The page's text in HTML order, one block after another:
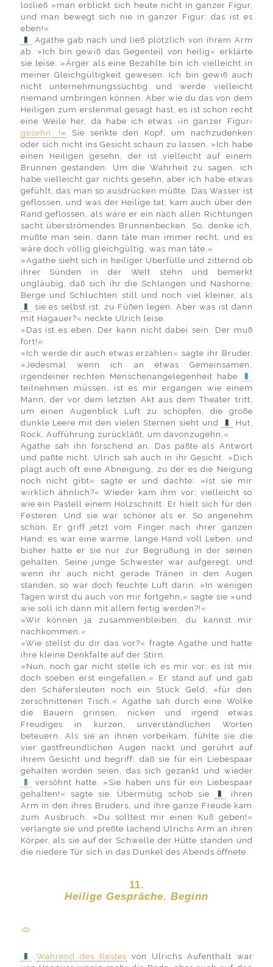
losließ »man erblickt sich heute nicht in ganzer Figur,
und man bewegt sich nie in ganzer Figur: das ist es
eben!«
Agathe gab nach und ließ plötzlich von ihrem Arm
ab. »Ich bin gewiß das Gegenteil von heilig« erklärte
sie leise. »Ärger als eine Bezahlte bin ich vielleicht in
meiner Gleichgültigkeit gewesen. Ich bin gewiß auch
nicht unternehmungssüchtig und werde vielleicht
niemand umbringen können. Aber wie du das von dem
Heiligen zum erstenmal gesagt hast, es ist schon recht
eine Weile her, da habe ich etwas ›in ganzer Figur‹
gesehn...! « Sie senkte den Kopf, um nachzudenken
oder sich nicht ins Gesicht schaun zu lassen. »Ich habe
einen Heiligen gesehn, der ist vielleicht auf einem
Brunnen gestanden. Um die Wahrheit zu sagen, ich
habe vielleicht gar nichts gesehn, aber ich habe etwas
gefühlt, das man so ausdrücken müßte. Das Wasser ist
geflossen, und was der Heilige tat, kam auch über den
Rand geflossen, als wäre er ein nach allen Richtungen
sacht überströmendes Brunnenbecken. So, denke ich,
müßte man sein, dann täte man immer recht, und es
wäre doch völlig gleichgültig, was man täte.«
»Agathe sieht sich in heiliger Überfülle und zitternd ob
ihrer Sünden in der Welt stehn und bemerkt
ungläubig, daß sich ihr die Schlangen und Nashorne,
Berge und Schluchten still und noch viel kleiner, als
sie es selbst ist, zu Füßen legen. Aber was ist dann
mit Hagauer?« neckte Ulrich leise.
»Das ist es eben. Der kann nicht dabei sein. Der muß
fort!«
»Ich werde dir auch etwas erzählen« sagte ihr Bruder.
»Jedesmal wenn ich an etwas Gemeinsamen,
irgendeiner rechten Menschenangelegenheit habe
teilnehmen müssen, ist es mir ergangen wie einem
Mann, der vor dem letzten Akt aus dem Theater tritt,
um einen Augenblick Luft zu schöpfen, die große
dunkle Leere mit den vielen Sternen sieht und
Hut,
Rock, Aufführung zurückläßt, um davonzugehn.«
Agathe sah ihn forschend an. Das paßte als Antwort
und paßte nicht. Ulrich sah auch in ihr Gesicht. »Dich
plagt auch oft eine Abneigung, zu der es die Neigung
noch nicht gibt« sagte er und dachte: »Ist sie mir
wirklich ähnlich?« Wieder kam ihm vor: vielleicht so
wie ein Pastell einem Holzschnitt. Er hielt sich für den
Festeren. Und sie war schöner als er. So angenehm
schön. Er griff jetzt vom Finger nach ihrer ganzen
Hand; es war eine warme, lange Hand voll Leben, und
bisher hatte er sie nur zur Begrüßung in der seinen
gehalten. Seine junge Schwester war aufgeregt, und
wenn ihr auch nicht gerade Tränen in den Augen
standen, so war doch feuchte Luft darin. »In wenigen
Tagen wirst du auch von mir fortgehn,« sagte sie »und
wie soll ich dann mit allem fertig werden?!«
»Wir können ja zusammenbleiben, du kannst mir
nachkommen.«
»Wie stellst du dir das vor?« fragte Agathe und hatte
ihre kleine Denkfalte auf der Stirn.
»Nun, noch gar nicht stelle ich es mir vor; es ist mir
doch soeben erst eingefallen.« Er stand auf und gab
den Schäfersleuten noch ein Stück Geld, »für den
zerschnittenen Tisch.« Agathe sah durch eine Wolke
die Bauern grinsen, nicken und irgend etwas
Freudiges in kurzen, unverständlichen Worten
beteuern. Als sie an ihnen vorbeikam, fühlte sie die
vier gastfreundlichen Augen nackt und gerührt auf
ihrem Gesicht und begriff, daß sie für ein Liebespaar
gehalten worden seien, das sich gezankt und wieder
versöhnt hatte. »Sie haben uns für ein Liebespaar
gehalten!« sagte sie. Übermütig schob sie
ihren
Arm in den ihres Bruders, und ihre ganze Freude kam
zum Ausbruch. »Du solltest mir einen Kuß geben!«
verlangte sie und preßte lachend Ulrichs Arm an ihren
Körper, als sie auf der Schwelle der Hütte standen und
die niedere Tür sich in das Dunkel des Abends öffnete.
11.
Heilige Gespräche. Beginn
Während des Restes
von Ulrichs Aufenthalt war